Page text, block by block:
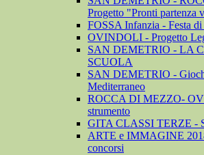
Progetto "Pronti partenza
FOSSA Infanzia - Festa
OVINDOLI - Progetto
SAN DEMETRIO - LA
SCUOLA
SAN DEMETRIO -
Mediterraneo
ROCCA DI MEZZO-
strumento
GITA CLASSI TERZE -
ARTE e IMMAGINE
concorsi